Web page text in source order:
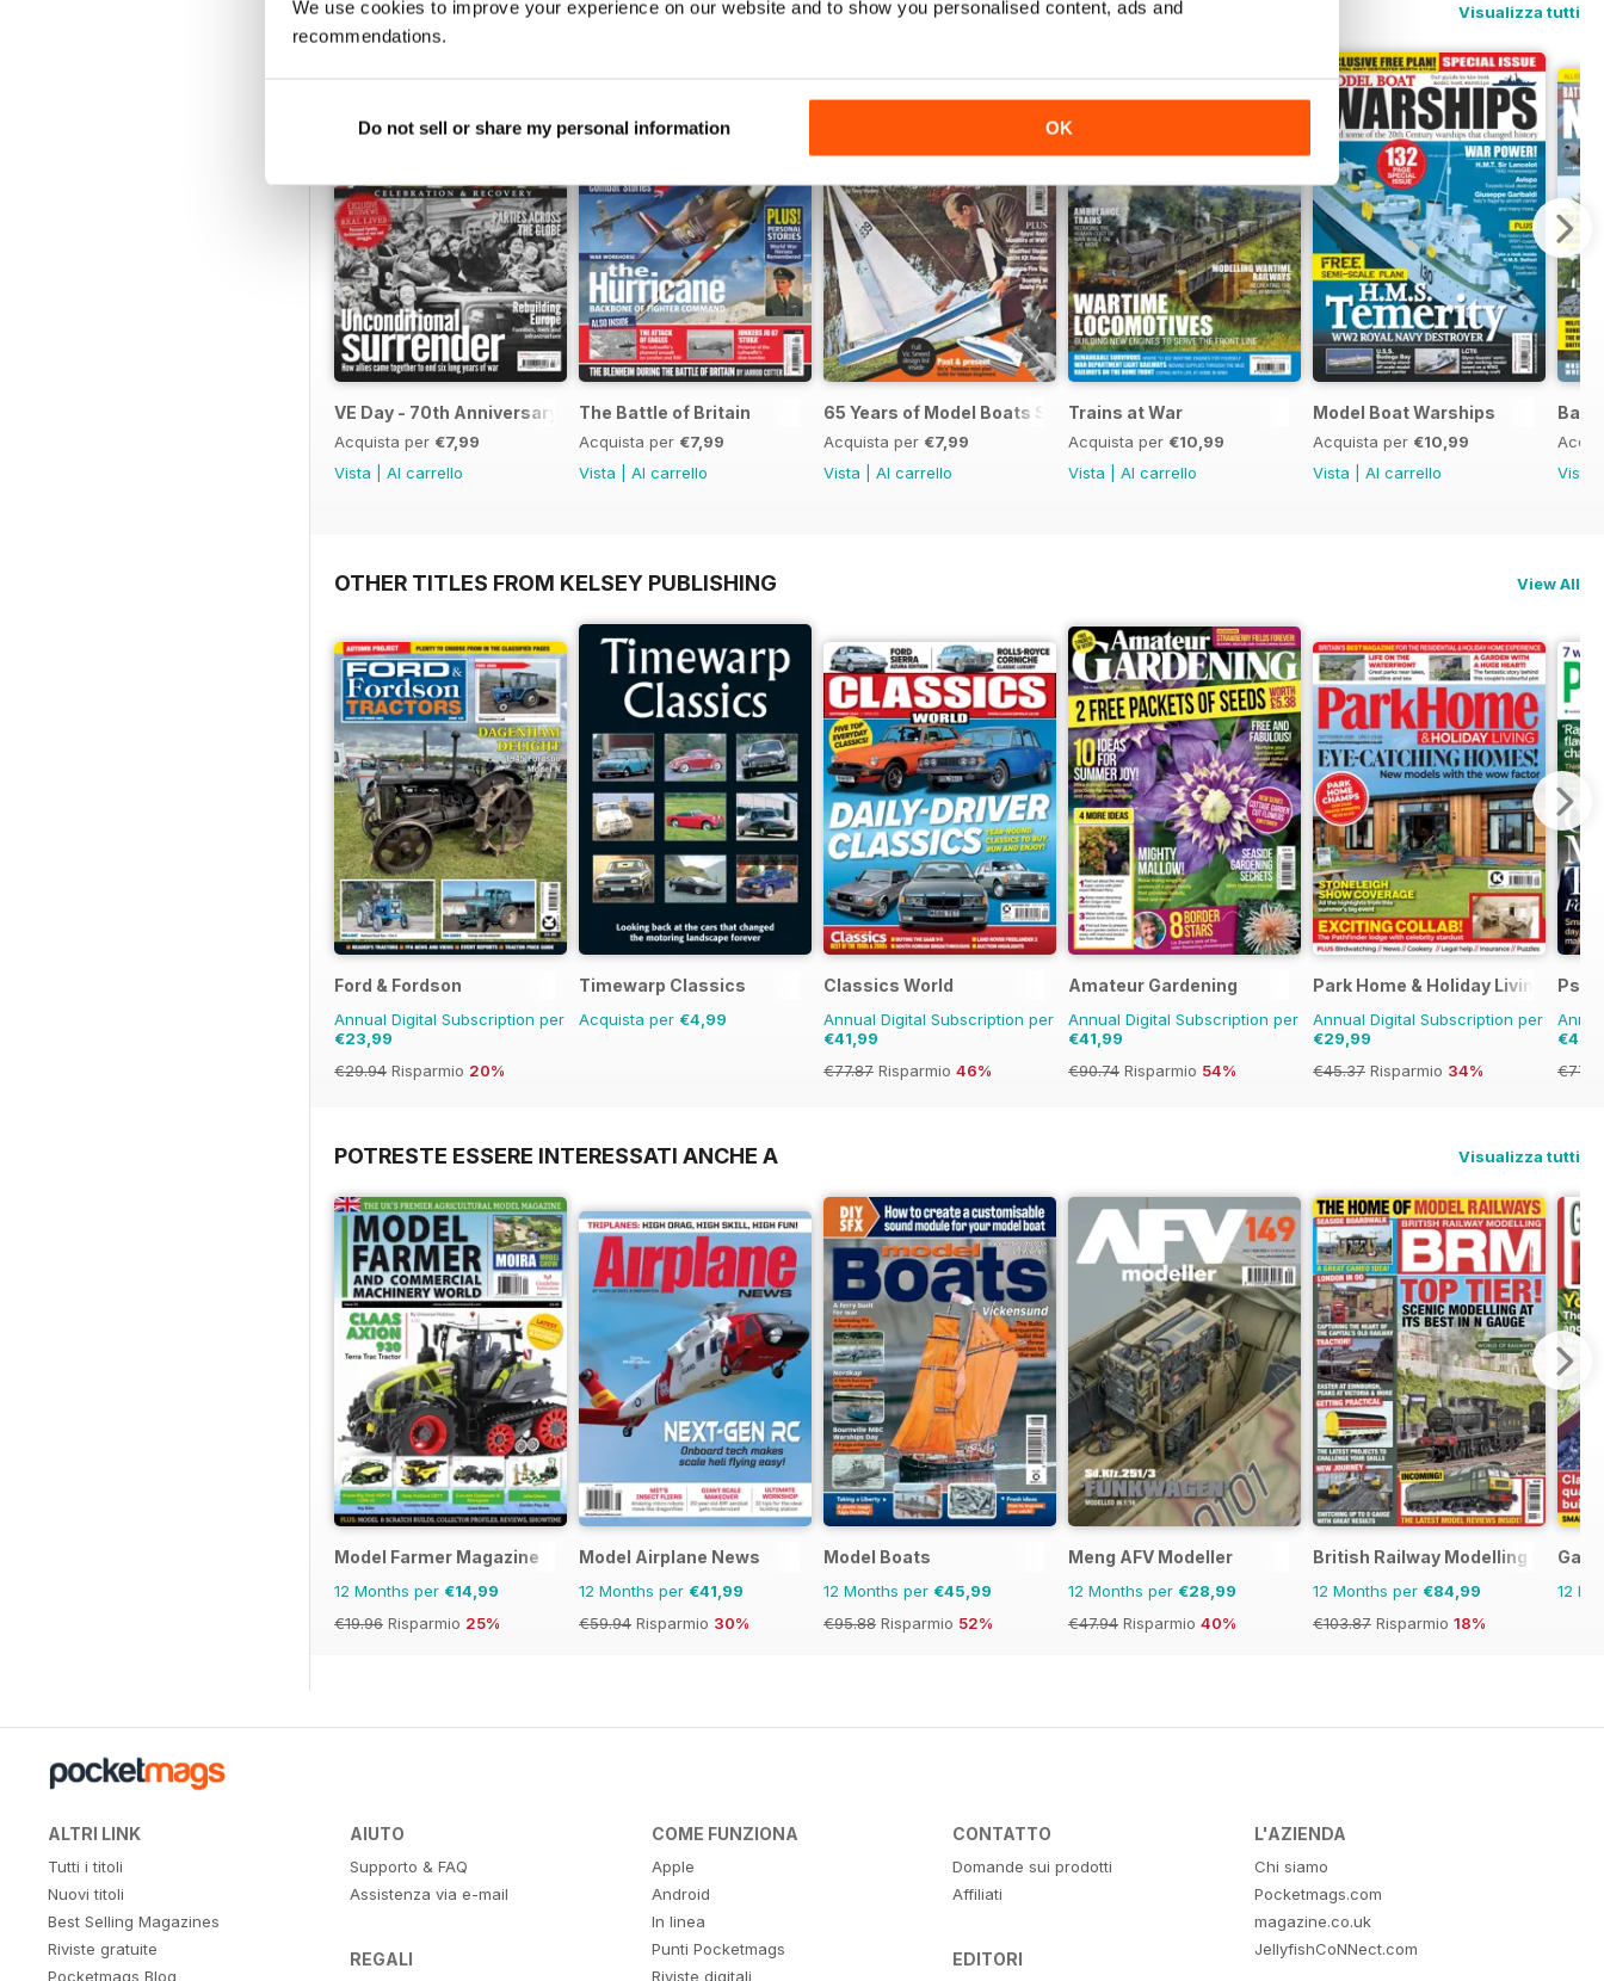
We use cookies to improve your experience on our website and to show you personalised content, ads and
recommendations.
Do not sell or share my personal information OK
SPECIAL EDITIONS Visualizza tutti
VE Day - 70th Anniversary Special
Acquista per €7,99
Vista
Al carrello
The Battle of Britain
Acquista per €7,99
Vista
Al carrello
65 Years of Model Boats Special
Acquista per €7,99
Vista
Al carrello
Trains at War
Acquista per €10,99
Vista
Al carrello
Model Boat Warships
Acquista per €10,99
Vista
Al carrello
Vista
OTHER TITLES FROM KELSEY PUBLISHING View All
Ford & Fordson
Annual Digital Subscription per
€23,99
€29.94 Risparmio 20%
Timewarp Classics
Acquista per €4,99
Classics World
Annual Digital Subscription per
€41,99
€77.87 Risparmio 46%
Amateur Gardening
Annual Digital Subscription per
€41,99
€90.74 Risparmio 54%
Park Home & Holiday Living
Annual Digital Subscription per
€29,99
€45.37 Risparmio 34%
POTRESTE ESSERE INTERESSATI ANCHE A Visualizza tutti
Model Farmer Magazine
12 Months per €14,99
€19.96 Risparmio 25%
Model Airplane News
12 Months per €41,99
€59.94 Risparmio 30%
Model Boats
12 Months per €45,99
€95.88 Risparmio 52%
Meng AFV Modeller
12 Months per €28,99
€47.94 Risparmio 40%
British Railway Modelling (BRM)
12 Months per €84,99
€103.87 Risparmio 18%
12
ALTRI LINK
Tutti i titoli
Nuovi titoli
Best Selling Magazines
Riviste gratuite
Pocketmags Blog
AIUTO
Supporto & FAQ
Assistenza via e-mail
REGALI
COME FUNZIONA
Apple
Android
In linea
Punti Pocketmags
Riviste digitali
CONTATTO
Domande sui prodotti
Affiliati
EDITORI
L'AZIENDA
Chi siamo
Pocketmags.com
magazine.co.uk
JellyfishCoNNect.com